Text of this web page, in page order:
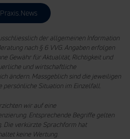
der allgemeinen Information
nach § 6 VVG. Angaben erfolgen
Gewähr für Aktualität, Richtigkeit und
und wirtschaftliche
ändern. Massgeblich sind die jeweiligen
persönliche Situation im Einzelfall.
wir auf eine
Entsprechende Begriffe gelten
Die verkürzte Sprachform hat
keine Wertung.